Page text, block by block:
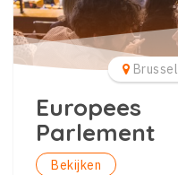
Brussel
Europees
Parlement
Bekijken